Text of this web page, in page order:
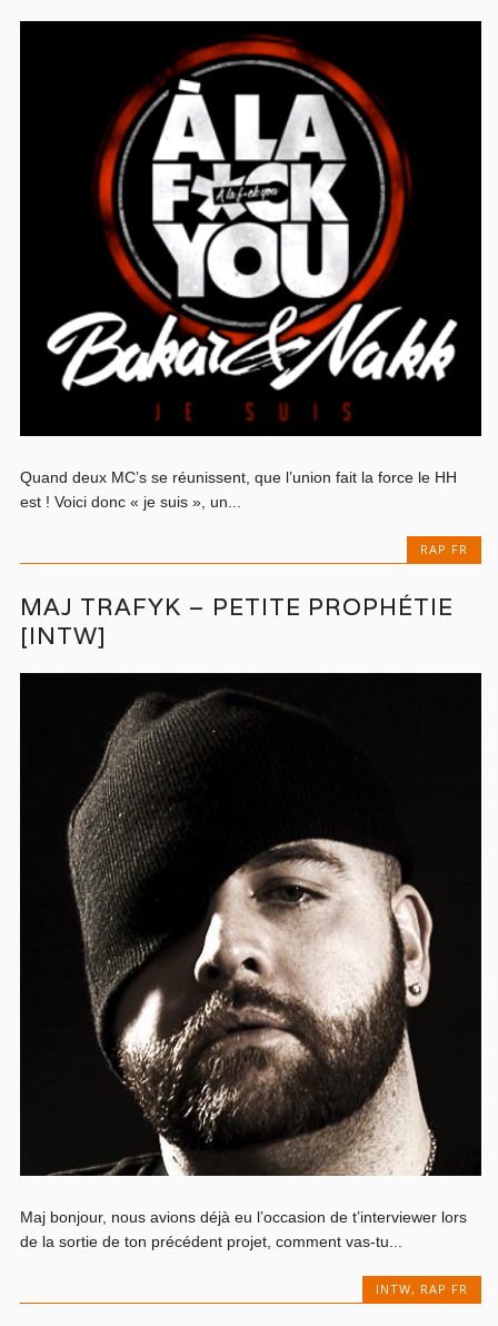
Quand deux MC’s se réunissent, que l’union fait la force le HH
est ! Voici donc « je suis », un...
RAP FR
MAJ TRAFYK – PETITE PROPHÉTIE
[INTW]
Maj bonjour, nous avions déjà eu l’occasion de t’interviewer lors
de la sortie de ton précédent projet, comment vas-tu...
INTW, RAP FR